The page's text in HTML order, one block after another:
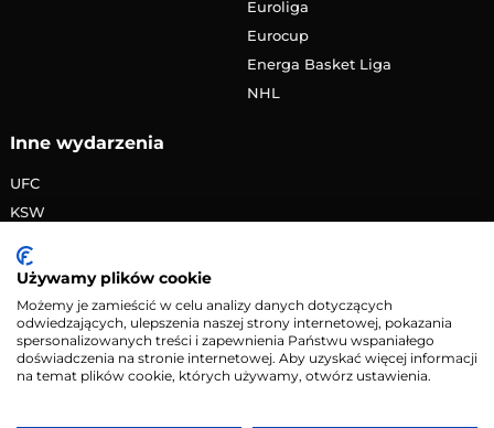
Euroliga
Eurocup
Energa Basket Liga
NHL
Inne wydarzenia
UFC
KSW
PRIME MMA
Żużlowa Ekstraliga
Speedway Grand Prix
Skoki narciarskie
Używamy plików cookie
Możemy je zamieścić w celu analizy danych dotyczących
odwiedzających, ulepszenia naszej strony internetowej, pokazania
spersonalizowanych treści i zapewnienia Państwu wspaniałego
doświadczenia na stronie internetowej. Aby uzyskać więcej informacji
na temat plików cookie, których używamy, otwórz ustawienia.